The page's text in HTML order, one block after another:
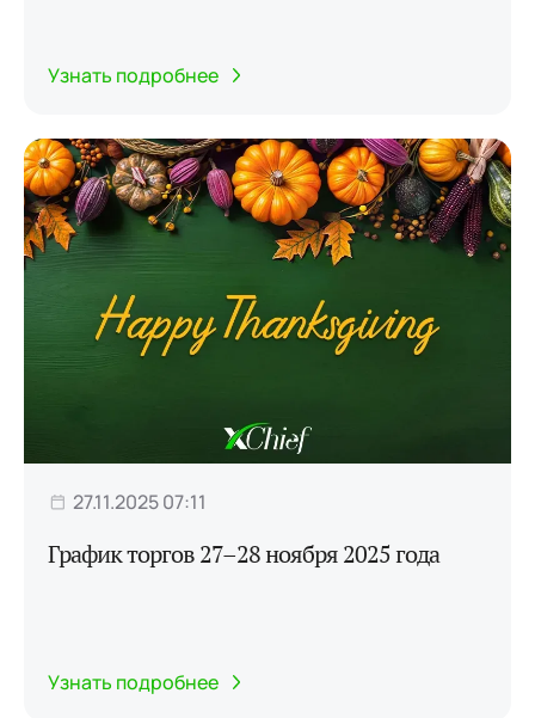
Узнать подробнее
27.11.2025 07:11
График торгов 27–28 ноября 2025 года
Узнать подробнее